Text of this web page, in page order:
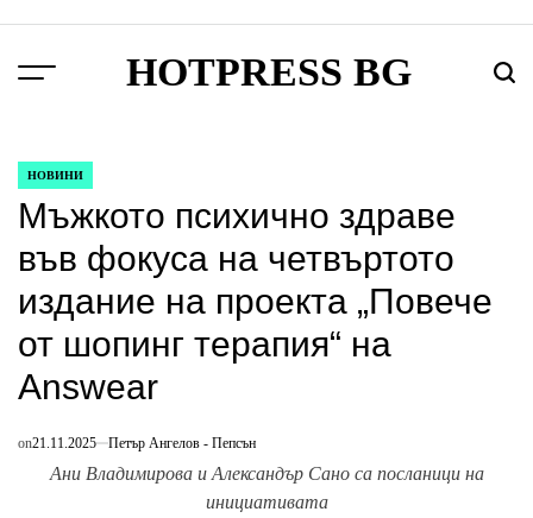
content
Menu HOTPRESS BG
POSTED
IN
НОВИНИ
Мъжкото психично здраве
във фокуса на четвъртото
издание на проекта „Повече
от шопинг терапия“ на
Answear
on21.11.2025 Петър Ангелов - Пепсън
Ани Владимирова и Александър Сано са посланици на
инициативата